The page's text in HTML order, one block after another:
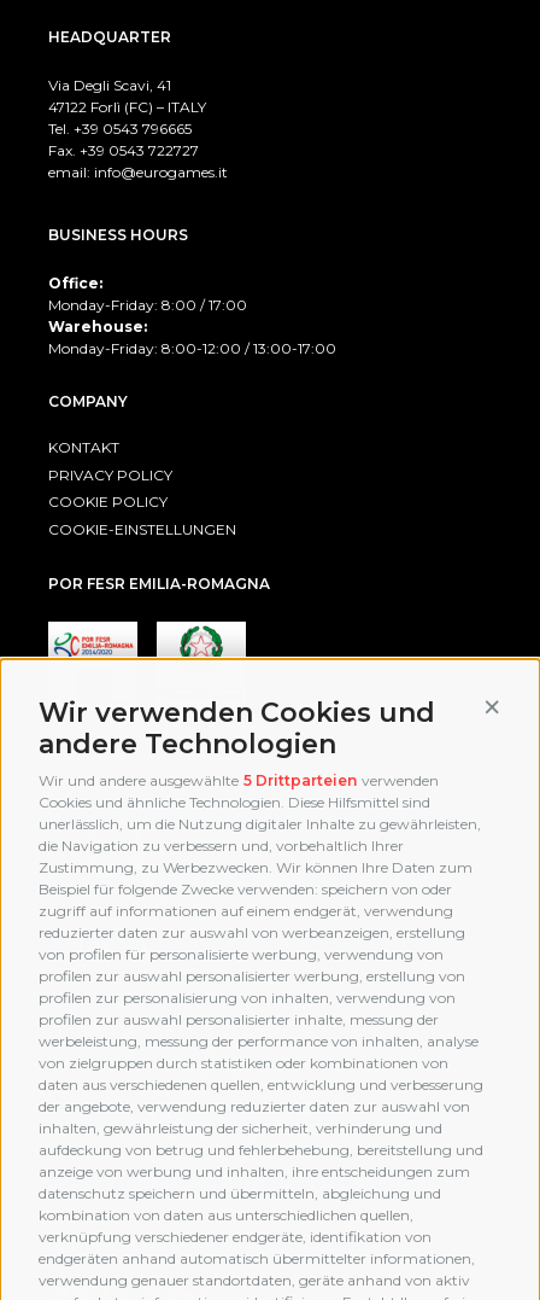
Wir verwenden Cookies und
andere Technologien
Wir und andere ausgewählte 5 Drittparteien verwenden
Cookies und ähnliche Technologien. Diese Hilfsmittel sind
unerlässlich, um die Nutzung digitaler Inhalte zu gewährleisten,
die Navigation zu verbessern und, vorbehaltlich Ihrer
Zustimmung, zu Werbezwecken. Wir können Ihre Daten zum
Beispiel für folgende Zwecke verwenden: speichern von oder
zugriff auf informationen auf einem endgerät, verwendung
reduzierter daten zur auswahl von werbeanzeigen, erstellung
von profilen für personalisierte werbung, verwendung von
profilen zur auswahl personalisierter werbung, erstellung von
profilen zur personalisierung von inhalten, verwendung von
profilen zur auswahl personalisierter inhalte, messung der
werbeleistung, messung der performance von inhalten, analyse
von zielgruppen durch statistiken oder kombinationen von
daten aus verschiedenen quellen, entwicklung und verbesserung
der angebote, verwendung reduzierter daten zur auswahl von
inhalten, gewährleistung der sicherheit, verhinderung und
aufdeckung von betrug und fehlerbehebung, bereitstellung und
anzeige von werbung und inhalten, ihre entscheidungen zum
datenschutz speichern und übermitteln, abgleichung und
kombination von daten aus unterschiedlichen quellen,
verknüpfung verschiedener endgeräte, identifikation von
endgeräten anhand automatisch übermittelter informationen,
verwendung genauer standortdaten, geräte anhand von aktiv
HEADQUARTER
Via Degli Scavi, 41
47122 Forlì (FC) – ITALY
Tel. +39 0543 796665
Fax. +39 0543 722727
email: info@eurogames.it
BUSINESS HOURS
Office:
Monday-Friday: 8:00 / 17:00
Warehouse:
Monday-Friday: 8:00-12:00 / 13:00-17:00
COMPANY
KONTAKT
PRIVACY POLICY
COOKIE POLICY
COOKIE-EINSTELLUNGEN
POR FESR EMILIA-ROMAGNA
AWARD
MEMBERSHIP